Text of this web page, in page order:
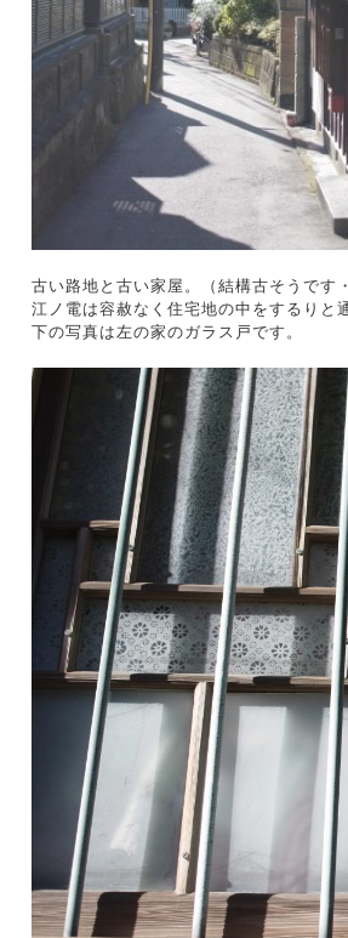
古い路地と古い家屋。（結構古そうです
江ノ電は容赦なく住宅地の中をするりと
下の写真は左の家のガラス戸です。